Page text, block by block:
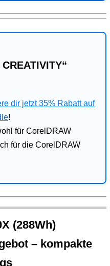
dir jetzt 35% Rabatt auf
!
für CorelDRAW
für die CorelDRAW
(288Wh)
– kompakte